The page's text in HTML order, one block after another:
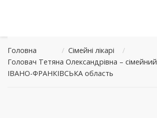
Головна / Сімейні лікарі
/
Головач Тетяна Олександрівна –
ІВАНО-ФРАНКІВСЬКА область